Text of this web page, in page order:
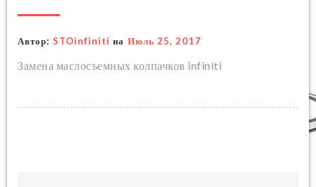
Автор: STOinfiniti на Июль 25, 2017
Замена маслосъемных колпачков infiniti